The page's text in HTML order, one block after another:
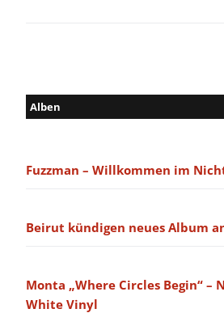
Alben
Fuzzman – Willkommen im
Beirut kündigen neues Album
Monta „Where Circles Begin“ –
White Vinyl